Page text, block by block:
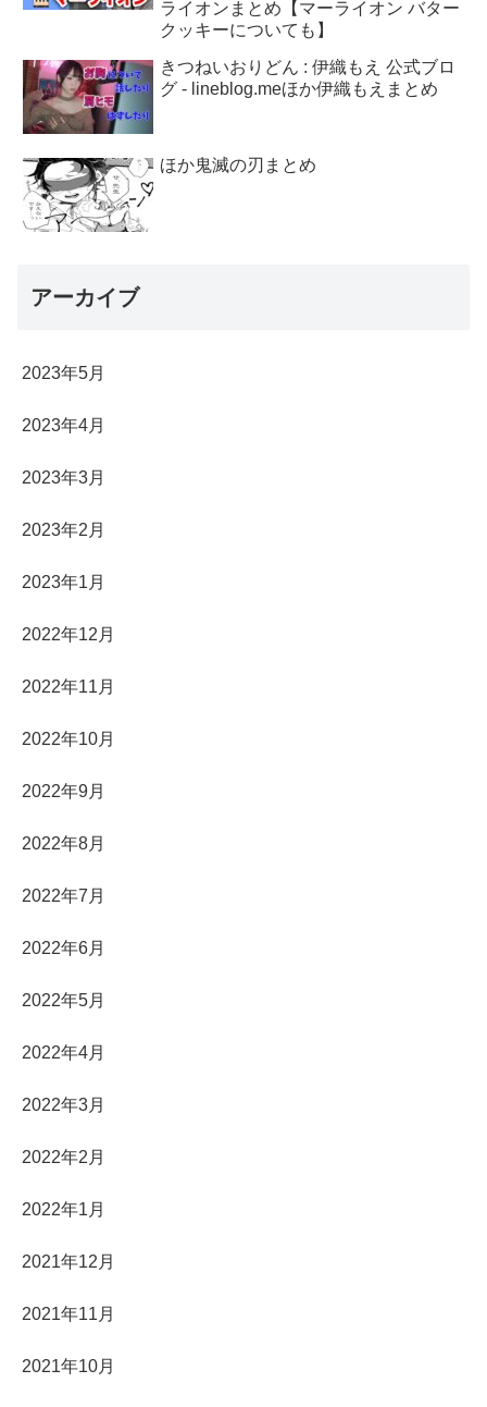
ライオンまとめ【マーライオン バター
クッキーについても】
きつねいおりどん : 伊織もえ 公式ブロ
グ - lineblog.meほか伊織もえまとめ
ほか鬼滅の刃まとめ
アーカイブ
2023年5月
2023年4月
2023年3月
2023年2月
2023年1月
2022年12月
2022年11月
2022年10月
2022年9月
2022年8月
2022年7月
2022年6月
2022年5月
2022年4月
2022年3月
2022年2月
2022年1月
2021年12月
2021年11月
2021年10月